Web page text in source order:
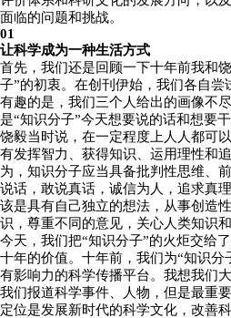
面临的问题和挑战。
01
让科学成为一种生活方式
首先，我们还是回顾一下十年前我和
子”的初衷。在创刊伊始，我们各自尝
有趣的是，我们三个人给出的画像不
是“知识分子”今天想要说的话和想要干
饶毅当时说，在一定程度上人人都可
有发挥智力、获得知识、运用理性和
为，知识分子应当具备批判性思维、
说话，敢说真话，诚信为人，追求真
该是具有自己独立的想法，从事创造
识，尊重不同的意见，关心人类知识
今天，我们把“知识分子”的火炬交给
十年的价值。十年前，我们为“知识分
有影响力的科学传播平台。我想我们
我们报道科学事件、人物，但是最重
定位是发展新时代的科学文化，改善